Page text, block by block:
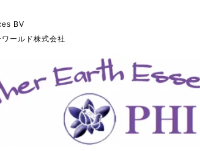
BV
ルド株式会社